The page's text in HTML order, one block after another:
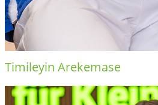
Timileyin Arekemase